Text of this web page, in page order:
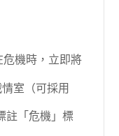
機時，立即將
室（可採用
註「危機」標